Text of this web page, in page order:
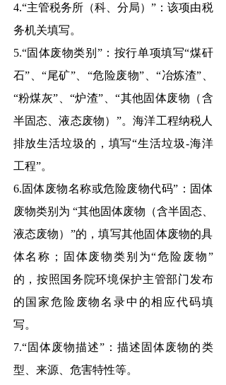
4.“主管税务所（科、分局）”：该项由税
务机关填写。
5.“固体废物类别”：按行单项填写“煤矸
石”、“尾矿”、“危险废物”、“冶炼渣”、
“粉煤灰”、“炉渣”、“其他固体废物（含
半固态、液态废物）”。海洋工程纳税人
排放生活垃圾的，填写“生活垃圾-海洋
工程”。
6.固体废物名称或危险废物代码”：固体
废物类别为 “其他固体废物（含半固态、
液态废物）”的，填写其他固体废物的具
体名称；固体废物类别为“危险废物”
的，按照国务院环境保护主管部门发布
的国家危险废物名录中的相应代码填
写。
7.“固体废物描述”：描述固体废物的类
型、来源、危害特性等。